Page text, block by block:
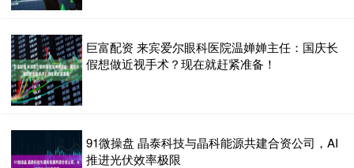
巨富配资 来宾爱尔眼科医院温婵婵主任：国庆长
假想做近视手术？现在就赶紧准备！
91微操盘 晶泰科技与晶科能源共建合资公司，AI
推进光伏效率极限